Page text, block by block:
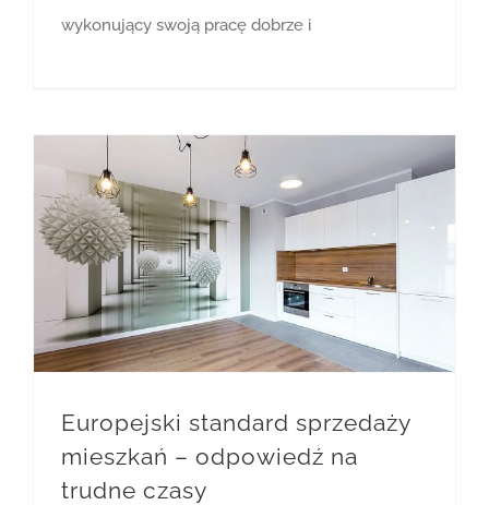
wykonujący swoją pracę dobrze i
Europejski standard sprzedaży
mieszkań – odpowiedź na
trudne czasy